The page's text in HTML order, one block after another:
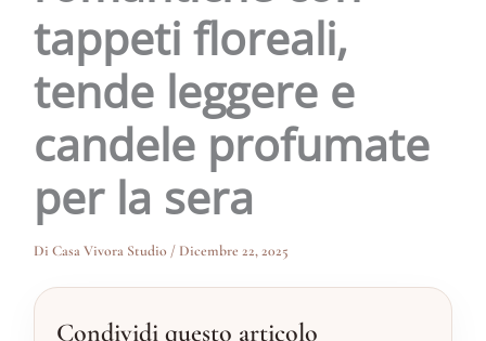
tappeti floreali,
tende leggere e
candele profumate
per la sera
Di Casa Vivora Studio/ Dicembre 22, 2025
Condividi questo articolo